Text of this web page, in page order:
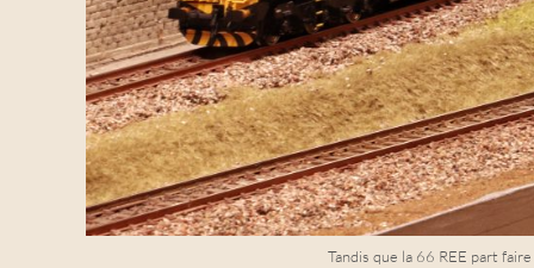
Tandis que la 66 REE part